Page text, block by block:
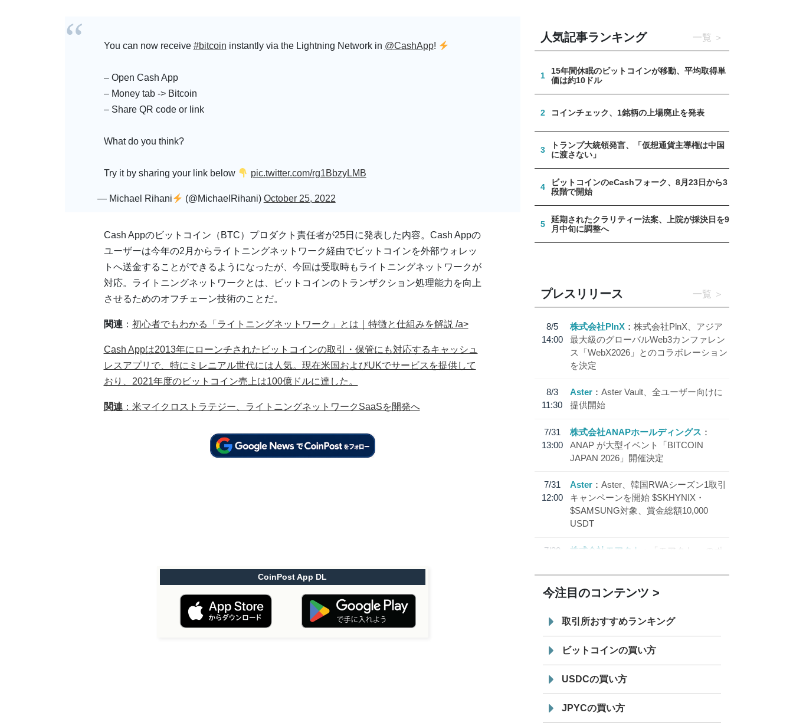
You can now receive #bitcoin instantly via the Lightning Network in @CashApp!
– Open Cash App
– Money tab -> Bitcoin
– Share QR code or link
What do you think?
Try it by sharing your link below pic.twitter.com/rg1BbzyLMB
— Michael Rihani (@MichaelRihani) October 25, 2022
Cash Appのビットコイン（BTC）プロダクト責任者が25日に発表した内容。Cash Appの
ユーザーは今年の2月からライトニングネットワーク経由でビットコインを外部ウォレッ
トへ送金することができるようになったが、今回は受取時もライトニングネットワークが
対応。ライトニングネットワークとは、ビットコインのトランザクション処理能力を向上
させるためのオフチェーン技術のことだ。
関連： 初心者でもわかる「ライトニングネットワーク」とは｜特徴と仕組みを解説 /a>
Cash Appは2013年にローンチされたビットコインの取引・保管にも対応するキャッシュ
レスアプリで、特にミレニアル世代には人気。現在米国およびUKでサービスを提供して
おり、2021年度のビットコイン売上は100億ドルに達した。
関連： 米マイクロストラテジー、ライトニングネットワークSaaSを開発へ
CoinPost App DL
人気記事ランキング 一覧
1
15年間休眠のビットコインが移動、平均取得単
価は約10ドル
2 コインチェック、1銘柄の上場廃止を発表
3
トランプ大統領発言、「仮想通貨主導権は中国
に渡さない」
4
ビットコインのeCashフォーク、8月23日から3
段階で開始
5
延期されたクラリティー法案、上院が採決日を9
月中旬に調整へ
プレスリリース 一覧
8/5
14:00
株式会社PlnX
株式会社PlnX、アジア
最大級のグローバルWeb3カンファレン
ス「WebX2026」とのコラボレーション
を決定
8/3
11:30
Aster
Aster Vault、全ユーザー向けに
提供開始
7/31
13:00
株式会社ANAPホールディングス
ANAP が大型イベント「BITCOIN
JAPAN 2026」開催決定
7/31
12:00
Aster
Aster、韓国RWAシーズン1取引
キャンペーンを開始 $SKHYNIX・
$SAMSUNG対象、賞金総額10,000
USDT
7/30
株式会社モアクト
「モアクト」 のポ
「 JPYC」を追加
19:30
てステーブルコイン「JPYSC」徹底解
説セミナーを開催
今注目のコンテンツ
取引所おすすめランキング
ビットコインの買い方
USDCの買い方
JPYCの買い方